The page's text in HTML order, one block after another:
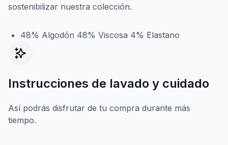
sostenibilizar nuestra colección.
48% Algodón 48% Viscosa 4% Elastano
Instrucciones de lavado y cuidado
Así podrás disfrutar de tu compra durante más
tiempo.